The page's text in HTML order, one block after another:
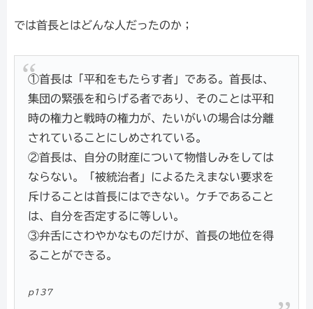
では首長とはどんな人だったのか；
①首長は「平和をもたらす者」である。首長は、
集団の緊張を和らげる者であり、そのことは平和
時の権力と戦時の権力が、たいがいの場合は分離
されていることにしめされている。
②首長は、自分の財産について物惜しみをしては
ならない。「被統治者」によるたえまない要求を
斥けることは首長にはできない。ケチであること
は、自分を否定するに等しい。
③弁舌にさわやかなものだけが、首長の地位を得
ることができる。
p137